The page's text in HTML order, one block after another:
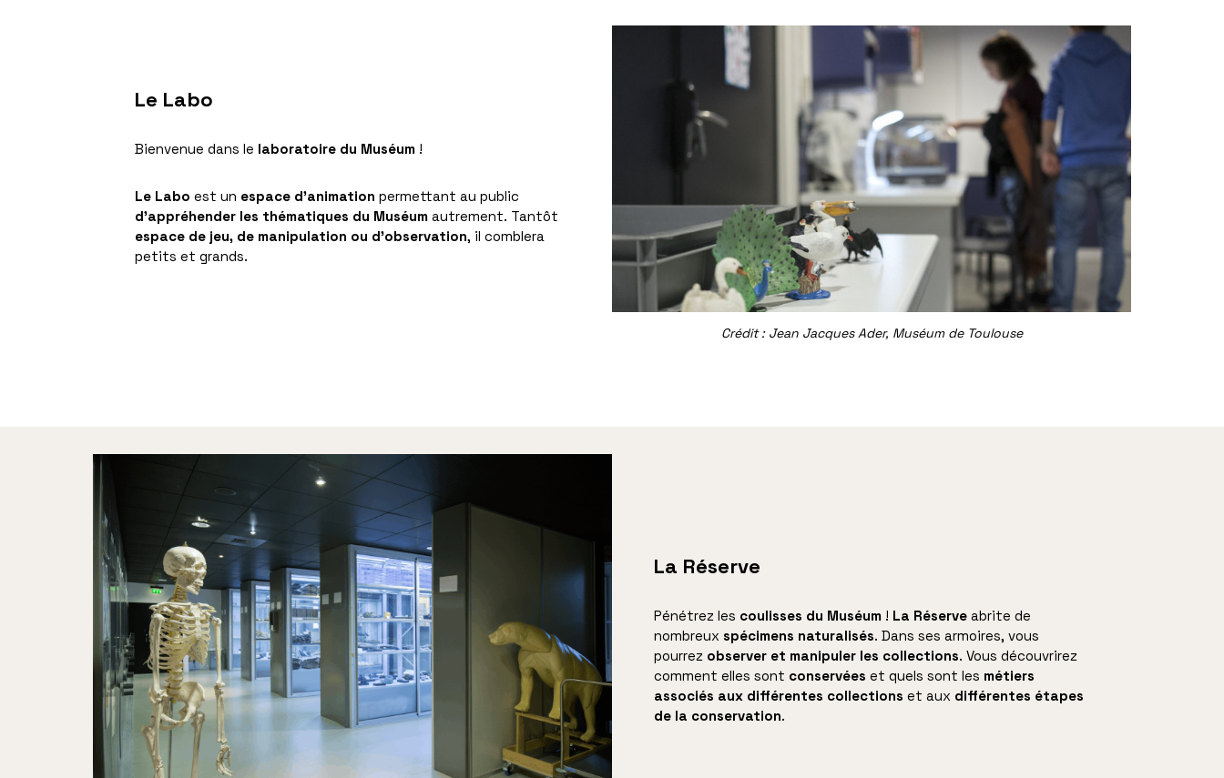
Le Labo
Bienvenue dans le laboratoire du Muséum!
Le Labo est un espace d’animation permettant au public
d’appréhender les thématiques du Muséumautrement. Tantôt
espace de jeu, de manipulation ou d’observation, il comblera
petits et grands.
Crédit : Jean Jacques Ader, Muséum de Toulouse
La Réserve
Pénétrez les coulisses du Muséum! La Réserveabrite de
nombreux spécimens naturalisés. Dans ses armoires, vous
pourrez observer et manipuler les collections. Vous découvrirez
comment elles sont conservées et quels sont les métiers
associés aux différentes collections et aux différentes étapes
de la conservation.